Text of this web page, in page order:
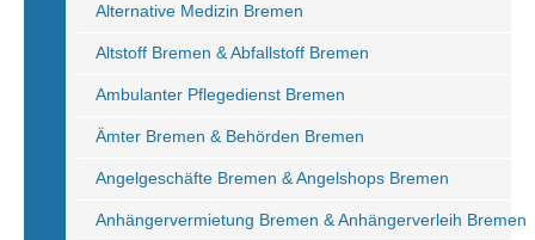
Alternative Medizin Bremen
Altstoff Bremen & Abfallstoff Bremen
Ambulanter Pflegedienst Bremen
Ämter Bremen & Behörden Bremen
Angelgeschäfte Bremen & Angelshops Bremen
Anhängervermietung Bremen & Anhängerverleih Bremen